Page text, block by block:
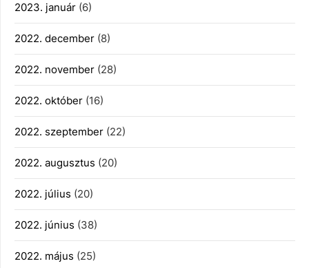
2023. január (6)
2022. december (8)
2022. november (28)
2022. október (16)
2022. szeptember (22)
2022. augusztus (20)
2022. július (20)
2022. június (38)
2022. május (25)